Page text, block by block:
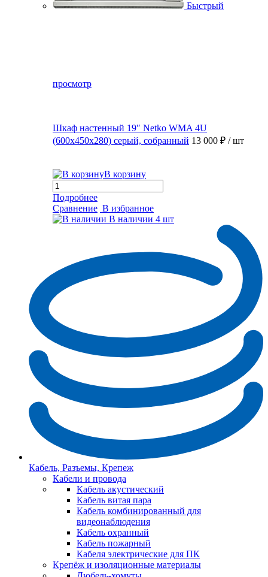
Быстрый
просмотр
Шкаф настенный 19″ Netko WMA 4U
(600x450x280) серый, собранный 13 000 ₽ / шт
В корзину
Подробнее
Сравнение В избранное
В наличии 4 шт
Кабель, Разъемы, Крепеж
Кабели и провода
Кабель акустический
Кабель витая пара
Кабель комбинированный для
видеонаблюдения
Кабель охранный
Кабель пожарный
Кабеля электрические для ПК
Крепёж и изоляционные материалы